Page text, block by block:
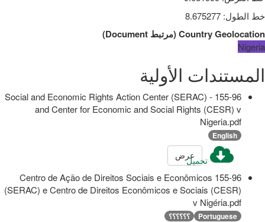
خط الطول:
8.675277
Country Geolocation
(مرتبط Document
)
Nigeria
المستندات الأولية
155-96 - Social and Economic Rights Action Center (SERAC)
and Center for Economic and Social Rights (CESR) v
Nigeria.pdf
English
تحميلعرض
155-96 Centro de Ação de Direitos Sociais e Econômicos
(SERAC) e Centro de Direitos Econômicos e Sociais (CESR)
v Nigéria.pdf
Portuguese ؟؟؟؟؟؟